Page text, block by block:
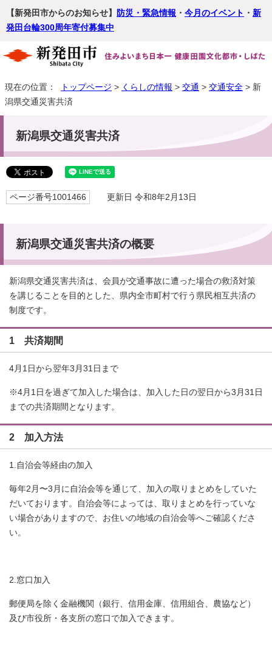
【新発田市からのお知らせ】 防災・緊急情報 ・ 今月のイベント ・ 新
発田台輪300周年寄付募集中
現在の位置： トップページ > くらしの情報 > 交通 > 交通安全 > 新
潟県交通災害共済
新潟県交通災害共済
ページ番号1001466 更新日 令和8年2月13日
新潟県交通災害共済の概要
新潟県交通災害共済は、会員が交通事故に遭った場合の救済対策
を講じることを目的とした、県内全市町村で行う県民相互共済の
制度です。
1 共済期間
4月1日から翌年3月31日まで
※4月1日を過ぎて加入した場合は、加入した日の翌日から3月31日
までの共済期間となります。
2 加入方法
1.自治会等経由の加入
毎年2月〜3月に自治会等を通じて、加入の取りまとめをしていた
だいております。自治会等によっては、取りまとめを行っていな
い場合がありますので、お住いの地域の自治会等へご確認くださ
い。
2.窓口加入
郵便局を除く金融機関（銀行、信用金庫、信用組合、農協など）
及び市役所・各支所の窓口で加入できます。